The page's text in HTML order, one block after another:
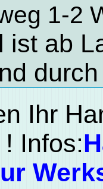
1-2
ist ab
Ihr
Infos: